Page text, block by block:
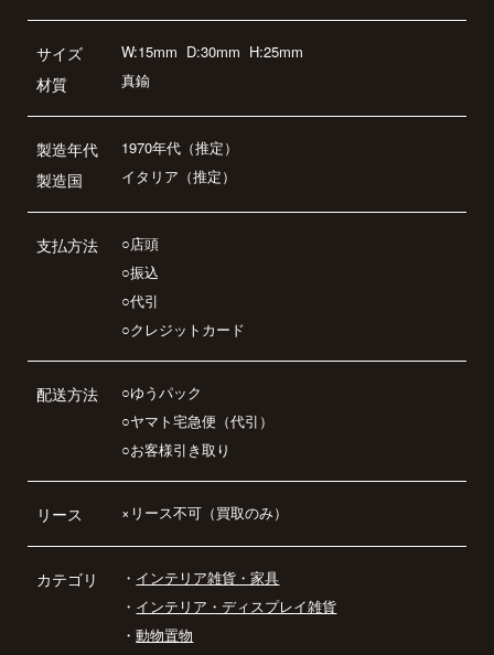
サイズ
材質
W:15mm D:30mm H:25mm
真鍮
製造年代
製造国
1970年代（推定）
イタリア（推定）
支払方法
○店頭
○振込
○代引
○クレジットカード
配送方法
○ゆうパック
○ヤマト宅急便（代引）
○お客様引き取り
リース ×リース不可（買取のみ）
カテゴリ ・ インテリア雑貨・家具
・ インテリア・ディスプレイ雑貨
・動物置物